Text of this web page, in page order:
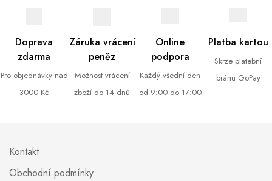
Doprava
zdarma
Pro objednávky nad
3000 Kč
Záruka vrácení
peněz
Možnost vrácení
zboží do 14 dnů
Online
podpora
Každý všední den
od 9:00 do 17:00
Platba kartou
Skrze platební
bránu GoPay
Kontakt
Obchodní podmínky